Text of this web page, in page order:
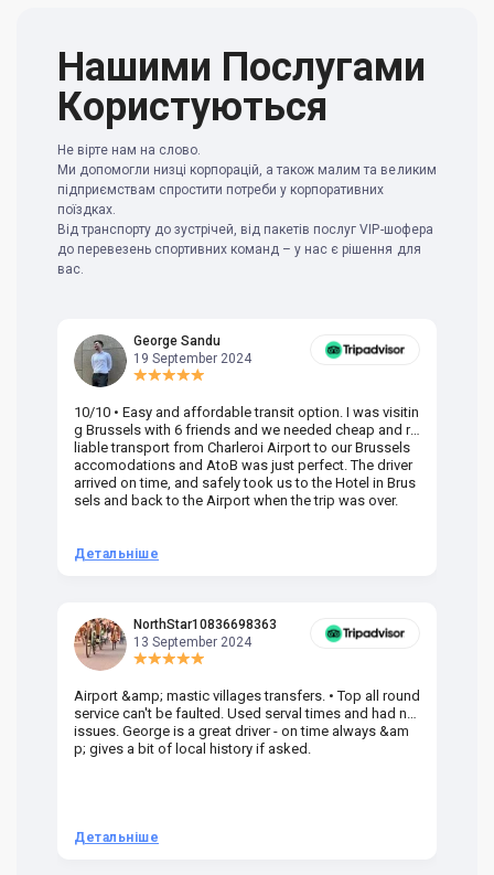
Нашими Послугами
Користуються
Не вірте нам на слово.
Ми допомогли низці корпорацій, а також малим та великим
підприємствам спростити потреби у корпоративних
поїздках.
Від транспорту до зустрічей, від пакетів послуг VIP-шофера
до перевезень спортивних команд – у нас є рішення для
вас.
George Sandu
19 September 2024
10/10 • Easy and affordable transit option. I was visitin
g Brussels with 6 friends and we needed cheap and re
liable transport from Charleroi Airport to our Brussels
accomodations and AtoB was just perfect. The driver
arrived on time, and safely took us to the Hotel in Brus
sels and back to the Airport when the trip was over.
Детальніше
NorthStar10836698363
13 September 2024
Airport &amp; mastic villages transfers. • Top all round
service can't be faulted. Used serval times and had no
issues. George is a great driver - on time always &am
p; gives a bit of local history if asked.
Детальніше